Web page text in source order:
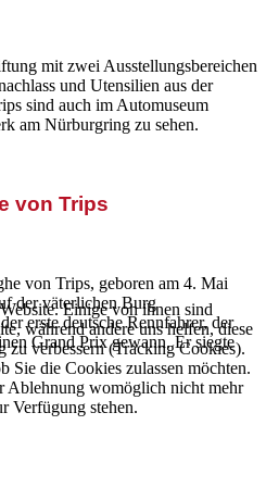
mit zwei Ausstellungsbereichen
und Utensilien aus der
sind auch im Automuseum
am Nürburgring zu sehen.
von Trips
von Trips, geboren am 4. Mai
der väterlichen Burg
erste deutsche Rennfahrer, der
Grand Prix gewann. Er siegte
Einige von ihnen sind
während andere uns helfen, diese
zu verbessern (Tracking Cookies).
Sie die Cookies zulassen möchten.
Ablehnung womöglich nicht mehr
Verfügung stehen.